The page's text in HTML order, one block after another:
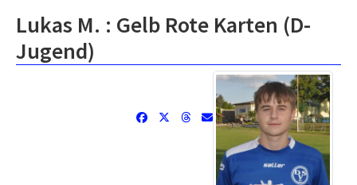
Lukas M. : Gelb Rote Karten (D-
Jugend)